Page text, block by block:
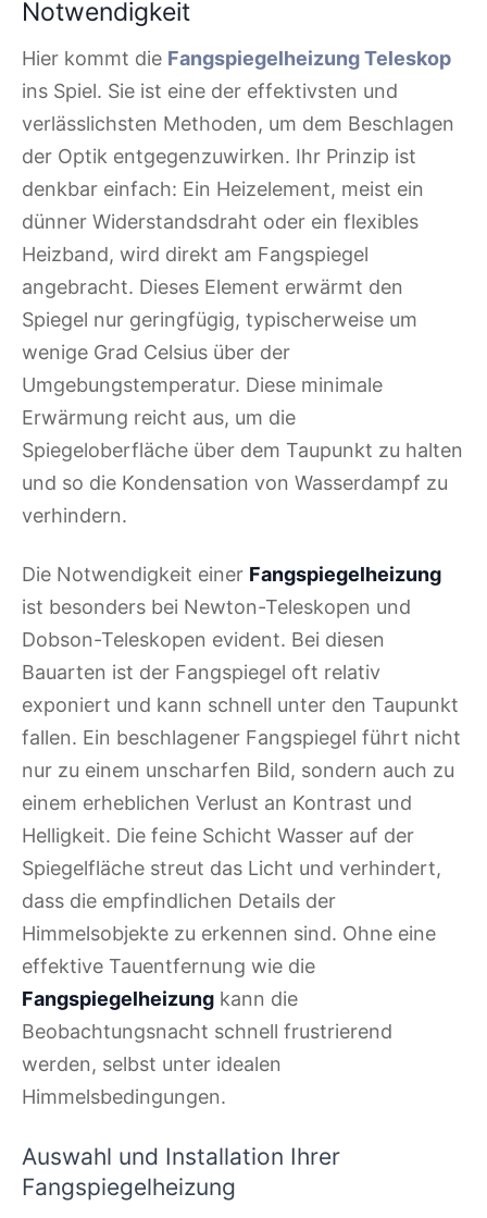
Notwendigkeit
Hier kommt die Fangspiegelheizung Teleskop
ins Spiel. Sie ist eine der effektivsten und
verlässlichsten Methoden, um dem Beschlagen
der Optik entgegenzuwirken. Ihr Prinzip ist
denkbar einfach: Ein Heizelement, meist ein
dünner Widerstandsdraht oder ein flexibles
Heizband, wird direkt am Fangspiegel
angebracht. Dieses Element erwärmt den
Spiegel nur geringfügig, typischerweise um
wenige Grad Celsius über der
Umgebungstemperatur. Diese minimale
Erwärmung reicht aus, um die
Spiegeloberfläche über dem Taupunkt zu halten
und so die Kondensation von Wasserdampf zu
verhindern.
Die Notwendigkeit einer Fangspiegelheizung
ist besonders bei Newton-Teleskopen und
Dobson-Teleskopen evident. Bei diesen
Bauarten ist der Fangspiegel oft relativ
exponiert und kann schnell unter den Taupunkt
fallen. Ein beschlagener Fangspiegel führt nicht
nur zu einem unscharfen Bild, sondern auch zu
einem erheblichen Verlust an Kontrast und
Helligkeit. Die feine Schicht Wasser auf der
Spiegelfläche streut das Licht und verhindert,
dass die empfindlichen Details der
Himmelsobjekte zu erkennen sind. Ohne eine
effektive Tauentfernung wie die
Fangspiegelheizung kann die
Beobachtungsnacht schnell frustrierend
werden, selbst unter idealen
Himmelsbedingungen.
Auswahl und Installation Ihrer
Fangspiegelheizung